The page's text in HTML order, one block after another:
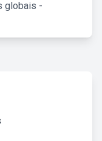
globais -